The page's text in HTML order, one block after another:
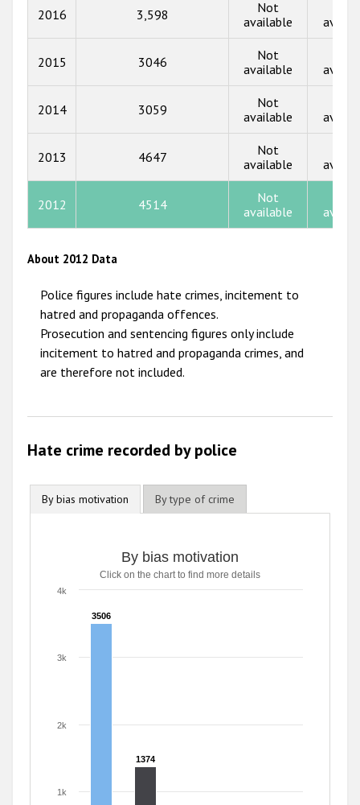
2017
2012
2016 3,598
Not
available
2015 3046
Not
available
2014 3059
Not
available
2013 4647
Not
available
2012 4514
Not
available
About 2012 Data
Police figures include hate crimes, incitement to
hatred and propaganda offences.
Prosecution and sentencing figures only include
incitement to hatred and propaganda crimes, and
are therefore not included.
Hate crime recorded by police
By bias motivation By type of crime
By bias motivation
Click on the chart to find more details
3506
3506
1374
1374
1k
2k
3k
4k